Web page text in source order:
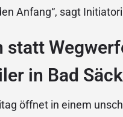
Anfang“, sagt
statt
in Bad
öffnet in einem